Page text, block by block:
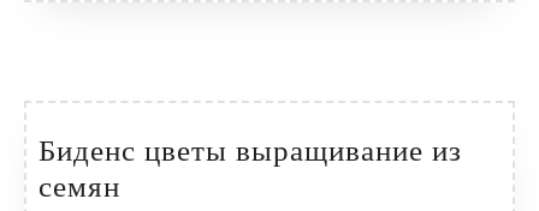
Биденс цветы выращивание из
семян